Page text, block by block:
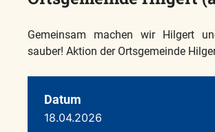
Gemeinsam machen wir Hilgert
sauber! Aktion der Ortsgemeinde
Datum
18.04.2026